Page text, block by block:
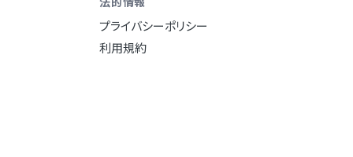
プライバシーポリシー
利用規約